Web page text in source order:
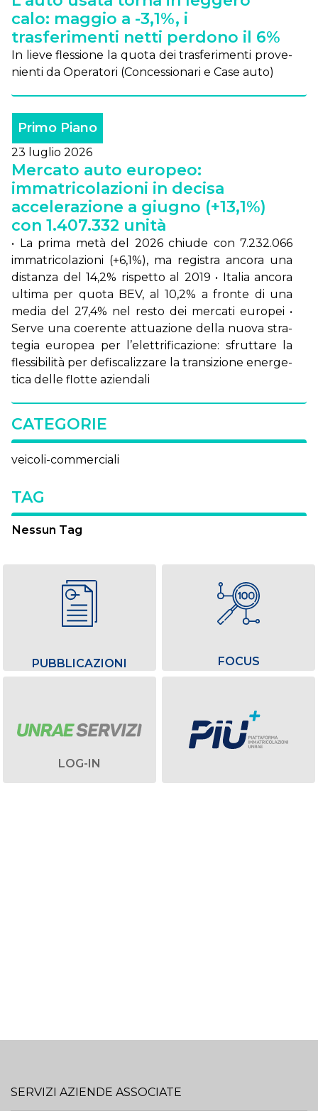
calo: maggio a -3,1%, i
trasferimenti netti perdono il 6%
In lie­ve fles­sio­ne la quo­ta dei tra­sfe­ri­men­ti pro­ve­
nien­ti da Ope­ra­to­ri (Con­ces­sio­na­ri e Ca­se au­to)
Primo Piano
23 luglio 2026
Mercato auto europeo:
immatricolazioni in decisa
accelerazione a giugno (+13,1%)
con 1.407.332 unità
• La pri­ma me­tà del 2026 chiu­de con 7.232.066
im­ma­tri­co­la­zio­ni (+6,1%), ma re­gi­stra an­co­ra una
di­stan­za del 14,2% ri­spet­to al 2019 • Ita­lia an­co­ra
ul­ti­ma per quo­ta BEV, al 10,2% a fron­te di una
me­dia del 27,4% nel re­sto dei mer­ca­ti eu­ro­pei •
Ser­ve una coe­ren­te at­tua­zio­ne del­la nuo­va stra­
te­gia eu­ro­pea per l’e­let­tri­fi­ca­zio­ne: sfrut­ta­re la
fles­si­bi­li­tà per de­fi­sca­liz­za­re la tran­si­zio­ne ener­ge­
ti­ca del­le flot­te azien­da­li
CATEGORIE
veicoli-commerciali
TAG
Nessun Tag
PUBBLICAZIONI FOCUS
LOG-IN
SERVIZI AZIENDE ASSOCIATE